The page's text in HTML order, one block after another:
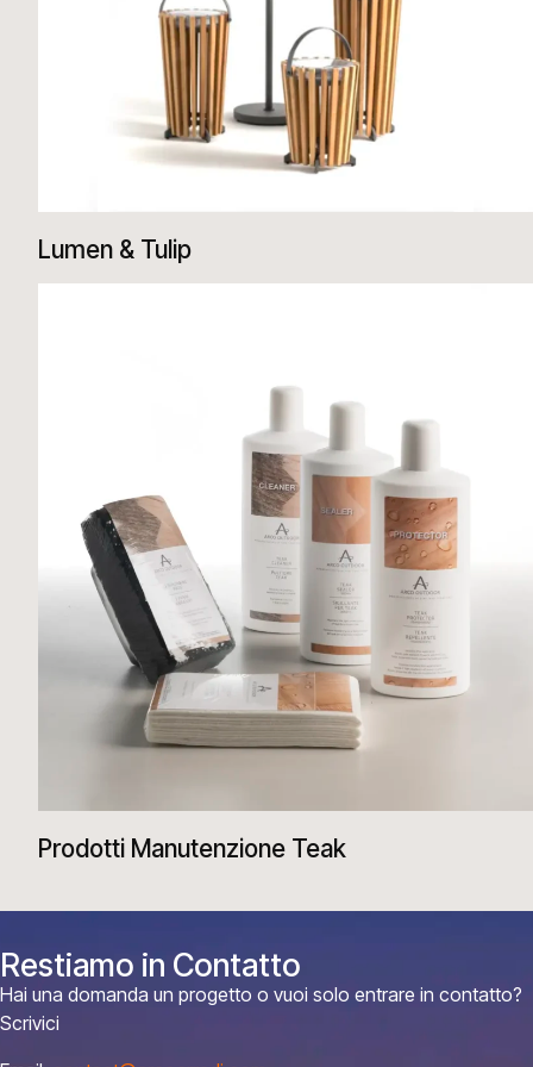
Lumen & Tulip
Prodotti Manutenzione Teak
Restiamo in Contatto
Hai una domanda un progetto o vuoi solo entrare in contatto?
Scrivici